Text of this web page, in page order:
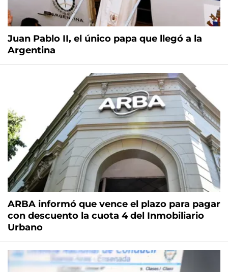
Juan Pablo II, el único papa que llegó a la
Argentina
ARBA informó que vence el plazo para pagar
con descuento la cuota 4 del Inmobiliario
Urbano